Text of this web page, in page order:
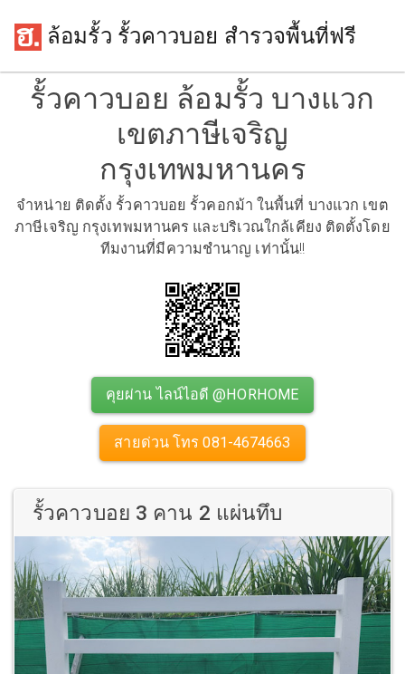
ล้อมรั้ว รั้วคาวบอย สำรวจพื้นที่ฟรี
รั้วคาวบอย ล้อมรั้ว บางแวก
เขตภาษีเจริญ
กรุงเทพมหานคร
จำหน่าย ติดตั้ง รั้วคาวบอย รั้วคอกม้า ในพื้นที่ บางแวก เขต
ภาษีเจริญ กรุงเทพมหานคร และบริเวณใกล้เคียง ติดตั้งโดย
ทีมงานที่มีความชำนาญ เท่านั้น!!
คุยผ่าน ไลน์ไอดี @HORHOME
สายด่วน โทร 081-4674663
รั้วคาวบอย 3 คาน 2 แผ่นทึบ